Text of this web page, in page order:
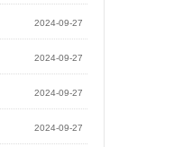
2024-09-27
2024-09-27
2024-09-27
2024-09-27